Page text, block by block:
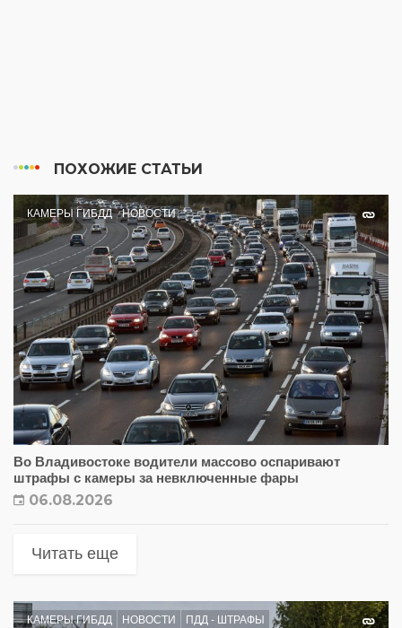
ПОХОЖИЕ СТАТЬИ
КАМЕРЫ ГИБДД НОВОСТИ
Во Владивостоке водители массово оспаривают
штрафы с камеры за невключенные фары
06.08.2026
Читать еще
КАМЕРЫ ГИБДД НОВОСТИ ПДД - ШТРАФЫ